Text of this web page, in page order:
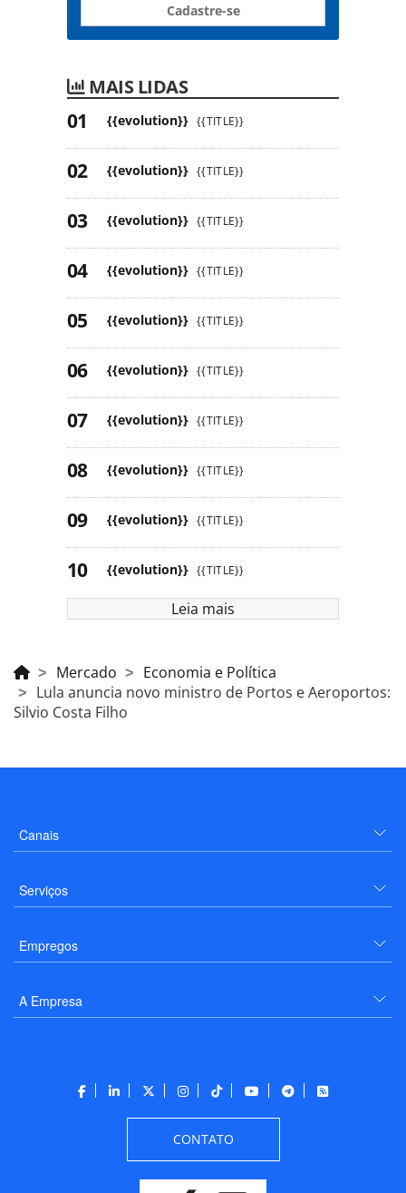
Cadastre-se
MAIS LIDAS
{{evolution}} {{TITLE}}
{{evolution}} {{TITLE}}
{{evolution}} {{TITLE}}
{{evolution}} {{TITLE}}
{{evolution}} {{TITLE}}
{{evolution}} {{TITLE}}
{{evolution}} {{TITLE}}
{{evolution}} {{TITLE}}
{{evolution}} {{TITLE}}
{{evolution}} {{TITLE}}
Leia mais
Mercado
Economia e Política
Lula anuncia novo ministro de Portos e Aeroportos:
Silvio Costa Filho
Canais
Serviços
Empregos
A Empresa
CONTATO